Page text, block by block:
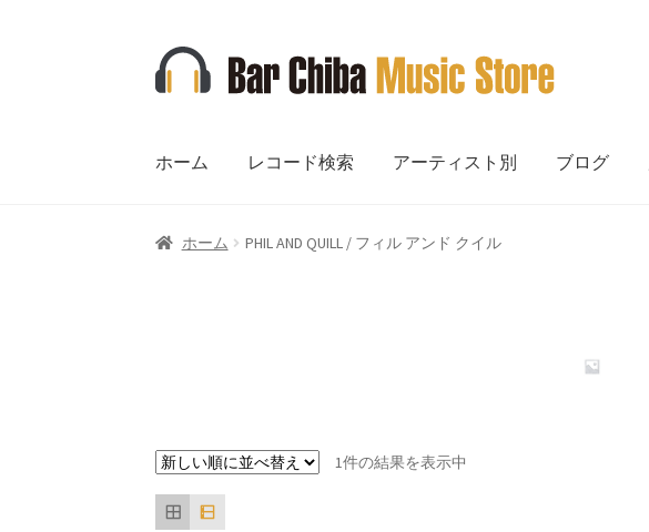
ナ
ビ
シ
へ
コ
ン
ツ
キ
ホーム レコード検索 アーティスト別 ブログ
ホーム PHIL AND QUILL / フィル アンド クイル
1件の結果を表示中